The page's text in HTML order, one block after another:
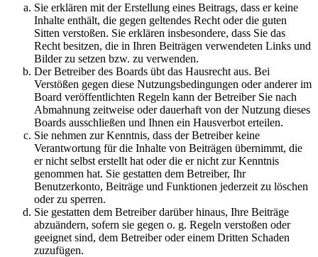
Sie erklären mit der Erstellung eines Beitrags, dass er keine
Inhalte enthält, die gegen geltendes Recht oder die guten
Sitten verstoßen. Sie erklären insbesondere, dass Sie das
Recht besitzen, die in Ihren Beiträgen verwendeten Links und
Bilder zu setzen bzw. zu verwenden.
Der Betreiber des Boards übt das Hausrecht aus. Bei
Verstößen gegen diese Nutzungsbedingungen oder anderer im
Board veröffentlichten Regeln kann der Betreiber Sie nach
Abmahnung zeitweise oder dauerhaft von der Nutzung dieses
Boards ausschließen und Ihnen ein Hausverbot erteilen.
Sie nehmen zur Kenntnis, dass der Betreiber keine
Verantwortung für die Inhalte von Beiträgen übernimmt, die
er nicht selbst erstellt hat oder die er nicht zur Kenntnis
genommen hat. Sie gestatten dem Betreiber, Ihr
Benutzerkonto, Beiträge und Funktionen jederzeit zu löschen
oder zu sperren.
Sie gestatten dem Betreiber darüber hinaus, Ihre Beiträge
abzuändern, sofern sie gegen o. g. Regeln verstoßen oder
geeignet sind, dem Betreiber oder einem Dritten Schaden
zuzufügen.